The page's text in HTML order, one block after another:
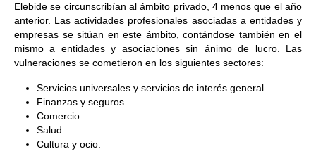
Elebide se circunscribían al ámbito privado, 4 menos que el año
anterior. Las actividades profesionales asociadas a entidades y
empresas se sitúan en este ámbito, contándose también en el
mismo a entidades y asociaciones sin ánimo de lucro. Las
vulneraciones se cometieron en los siguientes sectores:
Servicios universales y servicios de interés general.
Finanzas y seguros.
Comercio
Salud
Cultura y ocio.